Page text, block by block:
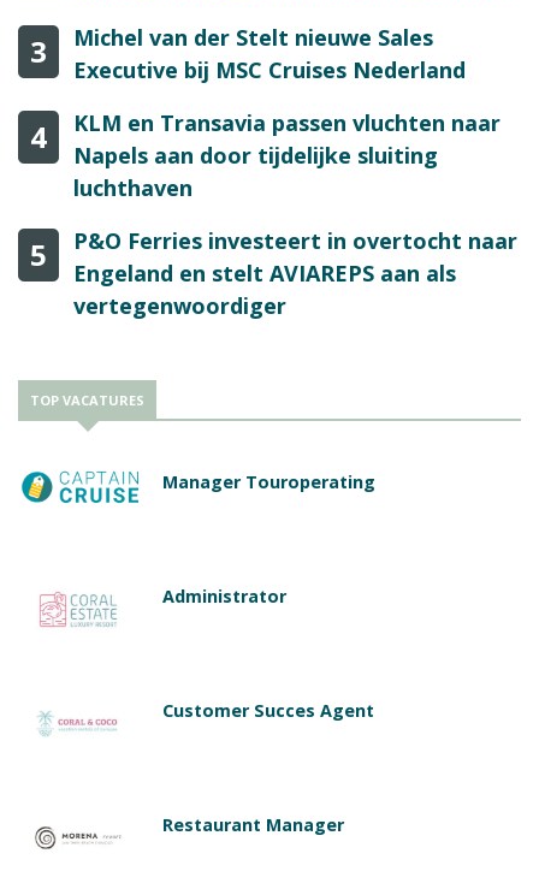
3
Michel van der Stelt nieuwe Sales
Executive bij MSC Cruises Nederland
4
KLM en Transavia passen vluchten naar
Napels aan door tijdelijke sluiting
luchthaven
5
P&O Ferries investeert in overtocht naar
Engeland en stelt AVIAREPS aan als
vertegenwoordiger
TOP VACATURES
Manager Touroperating
Administrator
Customer Succes Agent
Restaurant Manager